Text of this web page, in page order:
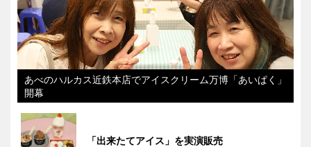
あべのハルカス近鉄本店でアイスクリーム万博「あいぱく」
開幕
「出来たてアイス」を実演販売